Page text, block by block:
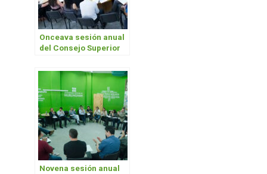
Onceava sesión anual
del Consejo Superior
Novena sesión anual